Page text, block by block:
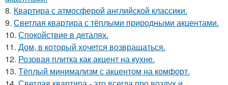
8. Квартира с атмосферой английской классики.
9. Светлая квартира с тёплыми природными акцентами.
10. Спокойствие в деталях.
11. Дом, в который хочется возвращаться.
12. Розовая плитка как акцент на кухне.
13. Тёплый минимализм с акцентом на комфорт.